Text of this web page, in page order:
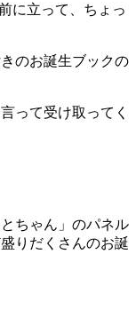
に立って、ちょっ
のお誕生ブックの
って受け取ってく
ちゃん」のパネル
りだくさんのお誕